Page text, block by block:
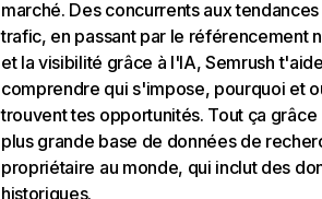
marché. Des concurrents aux
trafic, en passant par le référencement
et la visibilité grâce à l'IA, Semrush
comprendre qui s'impose, pourquoi et
trouvent tes opportunités. Tout ça grâce
plus grande base de données de
propriétaire au monde, qui inclut des
historiques.